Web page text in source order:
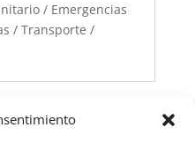
/ Emergencias
/ Transporte /